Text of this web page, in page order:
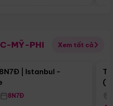
MỸ-PHI Xem tất cả
Điểm nổi bật
| Istanbul -
8N7Đ